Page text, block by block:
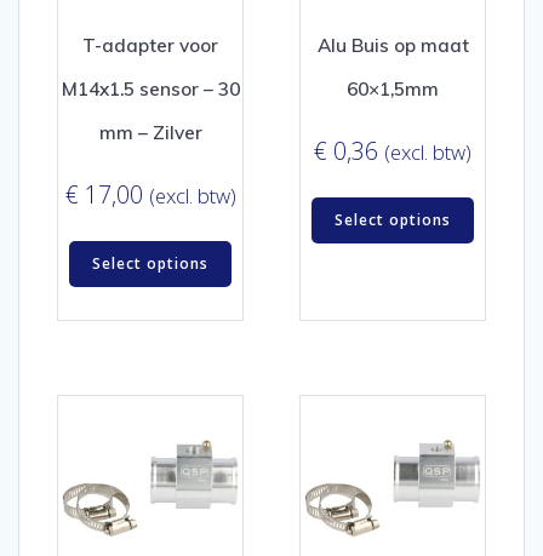
T-adapter voor
M14x1.5 sensor – 30
mm – Zilver
€ 17,00 (excl. btw)
Select options
Alu Buis op maat
60×1,5mm
€ 0,36 (excl. btw)
Select options